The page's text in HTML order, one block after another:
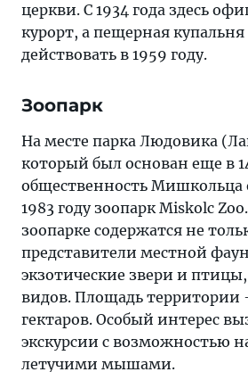
церкви. С 1934 года здесь
курорт, а пещерная купальня
действовать в 1959 году.
Зоопарк
На месте парка Людовика
который был основан еще в
общественность Мишкольца
1983 году зоопарк Miskolc
зоопарке содержатся не
представители местной
экзотические звери и птицы,
видов. Площадь
гектаров. Особый интерес
экскурсии с возможностью
летучими мышами.